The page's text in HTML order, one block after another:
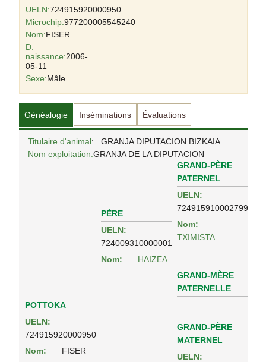
UELN:724915920000950
Microchip:977200005545240
Nom:FISER
D.
naissance:2006-
05-11
Sexe:Mâle
Généalogie Inséminations Évaluations
Titulaire d'animal: . GRANJA DIPUTACION BIZKAIA
Nom exploitation:GRANJA DE LA DIPUTACION
POTTOKA
UELN:
724915920000950
Nom:
FISER
PÈRE
UELN:
724009310000001
Nom:
HAIZEA
GRAND-PÈRE
PATERNEL
UELN:
724915910002799
Nom:
TXIMISTA
GRAND-MÈRE
PATERNELLE
GRAND-PÈRE
MATERNEL
UELN: